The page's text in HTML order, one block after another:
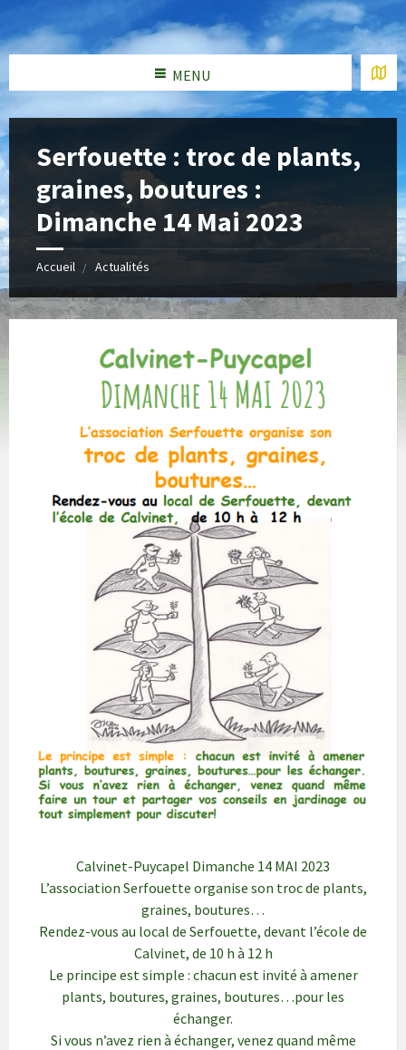
MENU
Serfouette : troc de plants,
graines, boutures :
Dimanche 14 Mai 2023
Accueil Actualités
Calvinet-Puycapel Dimanche 14 MAI 2023
L’association Serfouette organise son troc de plants,
graines, boutures…
Rendez-vous au local de Serfouette, devant l’école de
Calvinet, de 10 h à 12 h
Le principe est simple : chacun est invité à amener
plants, boutures, graines, boutures…pour les
échanger.
Si vous n’avez rien à échanger, venez quand même